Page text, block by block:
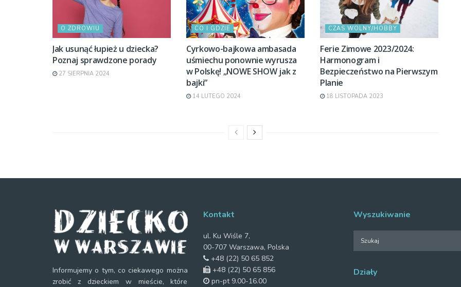
O ZDROWIU
Jak usunąć łupież u dziecka?
Poznaj sprawdzone porady
27 SIERPNIA 2024
CO I GDZIE
Cyrkowo-bajkowa ambasada
uśmiechu ponownie wyrusza
w Polskę! „NOWE SHOW jak z
bajki”
14 LUTEGO 2024
CZAS WOLNY/HOBBY
Ferie Zimowe 2023/2024:
Harmonogram i
Bezpieczeństwo na Pierwszym
Planie
18 LISTOPADA 2023
Informujemy o tym, co ciekawego można
zrobić z dzieckiem w mieście, które
Kontakt
ul. Ku Wiśle 7,
00-707 Warszawa, Polska
+48 (22) 50 65 852
+48 (22) 50 65 856
pn-pt 9.00-16.00
Wyszukiwanie
Działy